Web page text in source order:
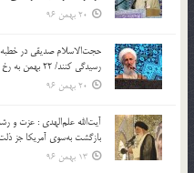
20 بهمن 96
حجت‌الاسلام صدیقی در
رسیدگی کنند/ 22 بهمن به رخ کشیدن بقای انقلاب است
20 بهمن 96
آیت‌الله علم‌الهدی : عزت و
بازگشت به‌سوی آمریکا جز
13 بهمن 96